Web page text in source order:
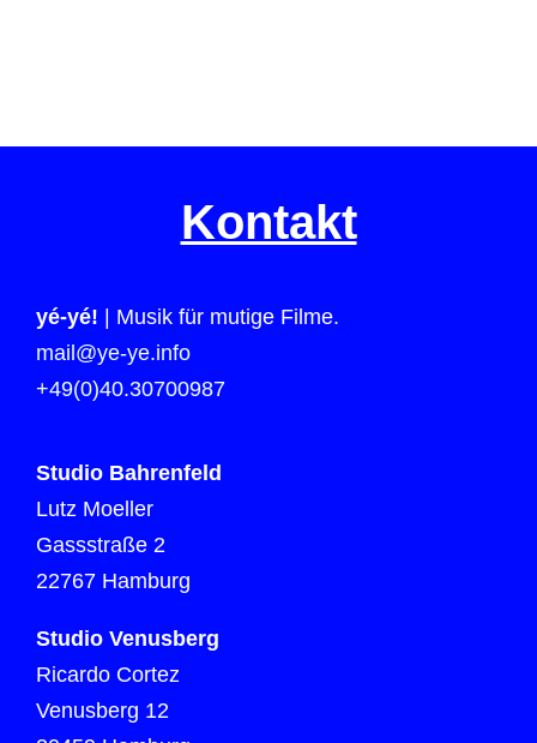
Kontakt
yé-yé! | Musik für mutige Filme.
mail@ye-ye.info
+49(0)40.30700987
Studio Bahrenfeld
Lutz Moeller
Gassstraße 2
22767 Hamburg
Studio Venusberg
Ricardo Cortez
Venusberg 12